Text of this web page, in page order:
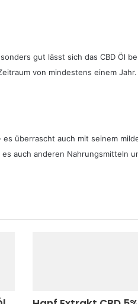
gut lässt sich das CBD Öl
von mindestens einem
überrascht auch mit seinem
auch anderen Nahrungsmitteln